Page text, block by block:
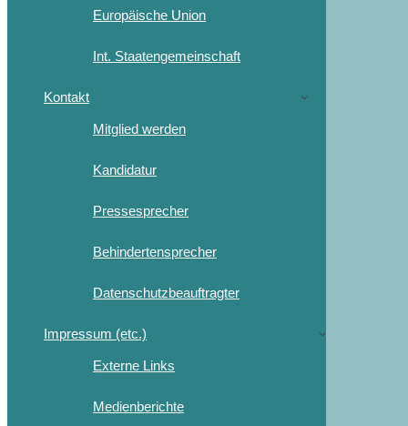
Europäische Union
Int. Staatengemeinschaft
Kontakt
Mitglied werden
Kandidatur
Pressesprecher
Behindertensprecher
Datenschutzbeauftragter
Impressum (etc.)
Externe Links
Medienberichte